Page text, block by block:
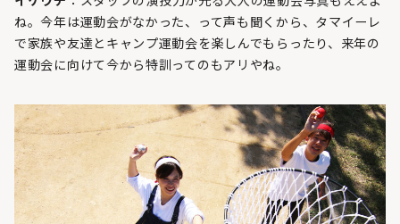
ね。今年は運動会がなかった、って声も聞くから、タマイーレ
で家族や友達とキャンプ運動会を楽しんでもらったり、来年の
運動会に向けて今から特訓ってのもアリやね。